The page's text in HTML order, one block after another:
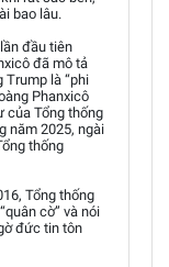
bao lâu.
đầu tiên
đã mô tả
Trump là “phi
Phanxicô
của Tổng thống
năm 2025, ngài
thống
Tổng thống
cờ” và nói
đức tin tôn